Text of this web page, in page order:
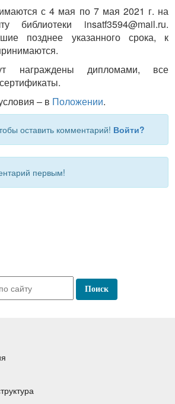
с 4 мая по 7 мая 2021 г. на
библиотеки insatf3594@mail.ru.
позднее указанного срока, к
награждены дипломами, все
– в Положении.
оставить комментарий! Войти?
первым!